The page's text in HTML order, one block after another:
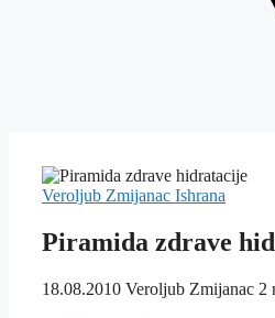
Veroljub Zmijanac Ishrana
Piramida zdrave
18.08.2010 Veroljub Zmijanac 2